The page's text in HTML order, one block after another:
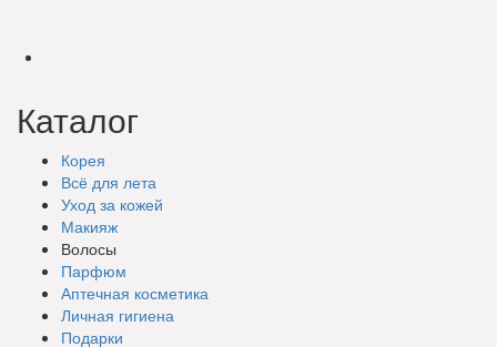
Каталог
Корея
Всё для лета
Уход за кожей
Макияж
Волосы
Парфюм
Аптечная косметика
Личная гигиена
Подарки